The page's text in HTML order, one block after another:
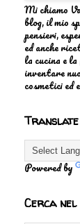
Mi chiamo
blog, il mio
pensieri,
ed anche
la cucina e
inventare
cosmetici ed
Translate
Powered by
Cerca nel